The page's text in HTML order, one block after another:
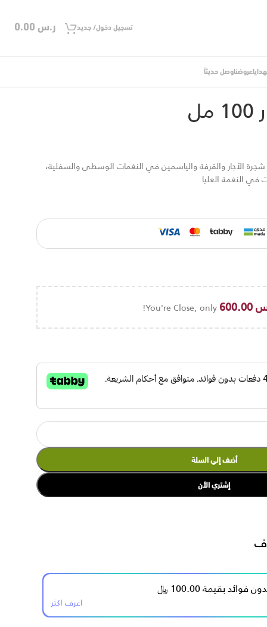
تسجيل دخول/ جديد ر.س
عروضناوصل حديثاً
شجرة الأجار والقرفة والياسمين في النغمات الوسطى والسفلية،
النغمة العليا
You're Close, only 600.00
أضف إلي السلة
إشتري الأن
اعرف اكثر